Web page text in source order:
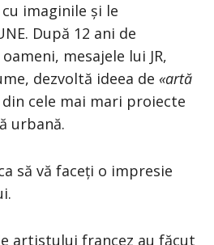
imaginile și le
După 12 ani de
mesajele lui JR,
dezvoltă ideea de «artă
cele mai mari proiecte
urbană.
să vă faceți o impresie
artistului francez au făcut